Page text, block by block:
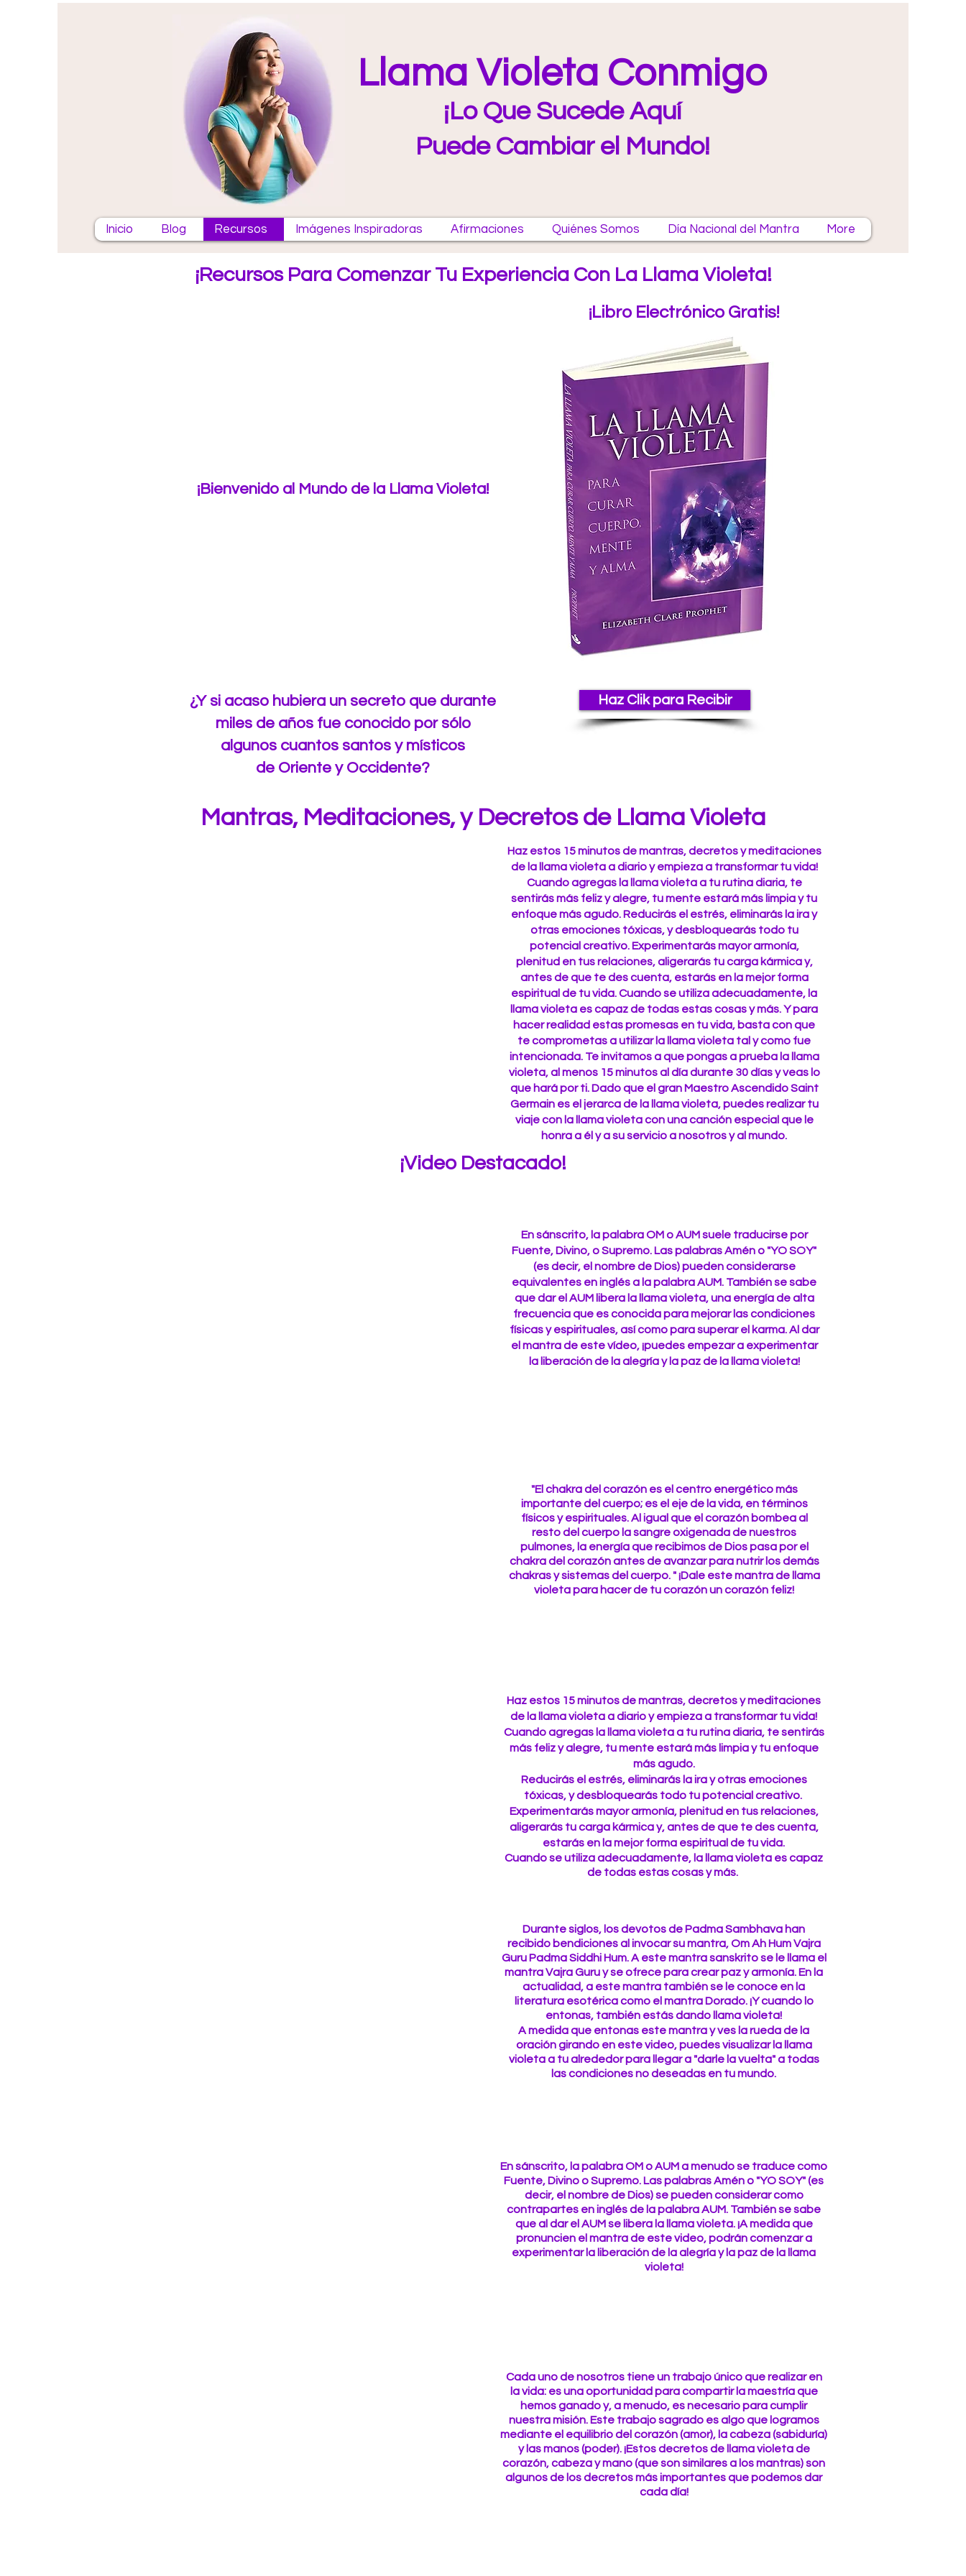
Llama Violeta Conmigo
¡Lo Que Sucede Aquí
Puede Cambiar el Mundo!
Inicio Blog Recursos Imágenes Inspiradoras Afirmaciones Quiénes Somos Día Nacional del Mantra More
¡Recursos Para Comenzar Tu Experiencia Con La Llama Violeta!
¡Bienvenido al Mundo de la Llama Violeta!
¿Y si acaso hubiera un secreto que durante
miles de años fue conocido por sólo
algunos cuantos santos y místicos
de Oriente y Occidente?
¡Libro Electrónico Gratis!
Haz Clik para Recibir
Mantras, Meditaciones, y Decretos de Llama Violeta
Haz estos 15 minutos de mantras, decretos y meditaciones
de la llama violeta a diario y empieza a transformar tu vida!
Cuando agregas la llama violeta a tu rutina diaria, te
sentirás más feliz y alegre, tu mente estará más limpia y tu
enfoque más agudo. Reducirás el estrés, eliminarás la ira y
otras emociones tóxicas, y desbloquearás todo tu
potencial creativo. Experimentarás mayor armonía,
plenitud en tus relaciones, aligerarás tu carga kármica y,
antes de que te des cuenta, estarás en la mejor forma
espiritual de tu vida. Cuando se utiliza adecuadamente, la
llama violeta es capaz de todas estas cosas y más. Y para
hacer realidad estas promesas en tu vida, basta con que
te comprometas a utilizar la llama violeta tal y como fue
intencionada. Te invitamos a que pongas a prueba la llama
violeta, al menos 15 minutos al día durante 30 días y veas lo
que hará por ti. Dado que el gran Maestro Ascendido Saint
Germain es el jerarca de la llama violeta, puedes realizar tu
viaje con la llama violeta con una canción especial que le
honra a él y a su servicio a nosotros y al mundo.
¡Video Destacado!
En sánscrito, la palabra OM o AUM suele traducirse por
Fuente, Divino, o Supremo. Las palabras Amén o "YO SOY"
(es decir, el nombre de Dios) pueden considerarse
equivalentes en inglés a la palabra AUM. También se sabe
que dar el AUM libera la llama violeta, una energía de alta
frecuencia que es conocida para mejorar las condiciones
físicas y espirituales, así como para superar el karma. Al dar
el mantra de este vídeo, ¡puedes empezar a experimentar
la liberación de la alegría y la paz de la llama violeta!
"El chakra del corazón es el centro energético más
importante del cuerpo; es el eje de la vida, en términos
físicos y espirituales. Al igual que el corazón bombea al
resto del cuerpo la sangre oxigenada de nuestros
pulmones, la energía que recibimos de Dios pasa por el
chakra del corazón antes de avanzar para nutrir los demás
chakras y sistemas del cuerpo. " ¡Dale este mantra de llama
violeta para hacer de tu corazón un corazón feliz!
Haz estos 15 minutos de mantras, decretos y meditaciones
de la llama violeta a diario y empieza a transformar tu vida!
Cuando agregas la llama violeta a tu rutina diaria, te sentirás
más feliz y alegre, tu mente estará más limpia y tu enfoque
más agudo.
Reducirás el estrés, eliminarás la ira y otras emociones
tóxicas, y desbloquearás todo tu potencial creativo.
Experimentarás mayor armonía, plenitud en tus relaciones,
aligerarás tu carga kármica y, antes de que te des cuenta,
estarás en la mejor forma espiritual de tu vida.
Cuando se utiliza adecuadamente, la llama violeta es capaz
de todas estas cosas y más.
​Durante siglos, los devotos de Padma Sambhava han
recibido bendiciones al invocar su mantra, Om Ah Hum Vajra
Guru Padma Siddhi Hum. A este mantra sanskrito se le llama el
mantra Vajra Guru y se ofrece para crear paz y armonía. En la
actualidad, a este mantra también se le conoce en la
literatura esotérica como el mantra Dorado. ¡Y cuando lo
entonas, también estás dando llama violeta!
A medida que entonas este mantra y ves la rueda de la
oración girando en este video, puedes visualizar la llama
violeta a tu alrededor para llegar a "darle la vuelta" a todas
las condiciones no deseadas en tu mundo.
En sánscrito, la palabra OM o AUM a menudo se traduce como
Fuente, Divino o Supremo. Las palabras Amén o "YO SOY" (es
decir, el nombre de Dios) se pueden considerar como
contrapartes en inglés de la palabra AUM. También se sabe
que al dar el AUM se libera la llama violeta. ¡A medida que
pronuncien el mantra de este video, podrán comenzar a
experimentar la liberación de la alegría y la paz de la llama
violeta!
Cada uno de nosotros tiene un trabajo único que realizar en
la vida: es una oportunidad para compartir la maestría que
hemos ganado y, a menudo, es necesario para cumplir
nuestra misión. Este trabajo sagrado es algo que logramos
mediante el equilibrio del corazón (amor), la cabeza (sabiduría)
y las manos (poder). ¡Estos decretos de llama violeta de
corazón, cabeza y mano (que son similares a los mantras) son
algunos de los decretos más importantes que podemos dar
cada día!